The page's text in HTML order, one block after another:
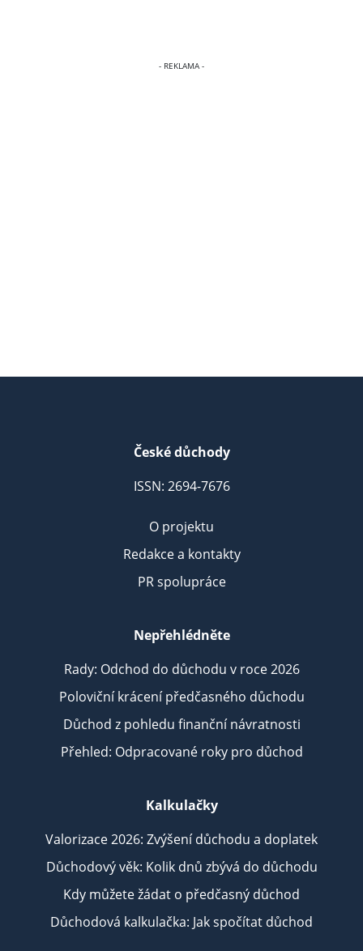
České důchody
ISSN: 2694-7676
O projektu
Redakce a kontakty
PR spolupráce
Nepřehlédněte
Rady: Odchod do důchodu v roce 2026
Poloviční krácení předčasného důchodu
Důchod z pohledu finanční návratnosti
Přehled: Odpracované roky pro důchod
Kalkulačky
Valorizace 2026: Zvýšení důchodu a doplatek
Důchodový věk: Kolik dnů zbývá do důchodu
Kdy můžete žádat o předčasný důchod
Důchodová kalkulačka: Jak spočítat důchod